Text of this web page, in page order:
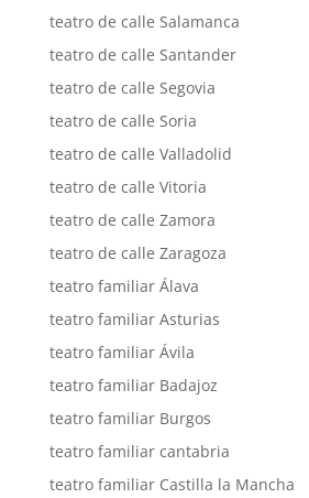
teatro de calle Salamanca
teatro de calle Santander
teatro de calle Segovia
teatro de calle Soria
teatro de calle Valladolid
teatro de calle Vitoria
teatro de calle Zamora
teatro de calle Zaragoza
teatro familiar Álava
teatro familiar Asturias
teatro familiar Ávila
teatro familiar Badajoz
teatro familiar Burgos
teatro familiar cantabria
teatro familiar Castilla la Mancha